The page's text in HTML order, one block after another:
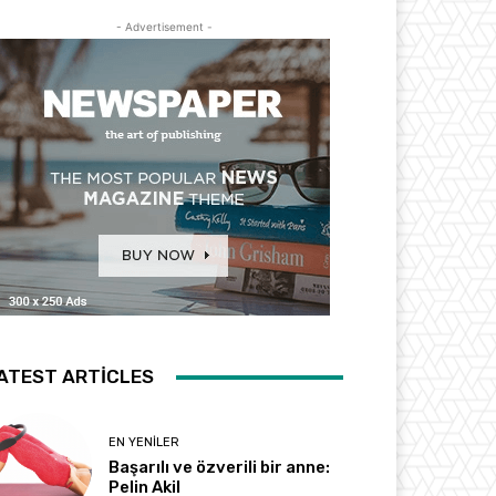
- Advertisement -
ARTICLES
EN YENILER
Başarılı ve özverili bir anne:
Pelin Akil